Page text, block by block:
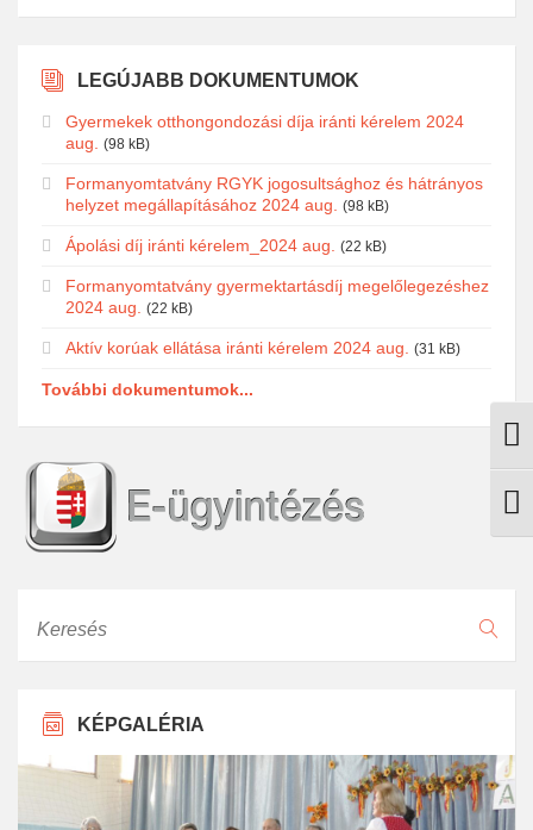
LEGÚJABB DOKUMENTUMOK
Gyermekek otthongondozási díja iránti kérelem 2024
aug.
(98 kB)
Formanyomtatvány RGYK jogosultsághoz és hátrányos
helyzet megállapításához 2024 aug.
(98 kB)
Ápolási díj iránti kérelem_2024 aug. (22 kB)
Formanyomtatvány gyermektartásdíj megelőlegezéshez
2024 aug.
(22 kB)
Aktív korúak ellátása iránti kérelem 2024 aug. (31 kB)
További dokumentumok...
KÉPGALÉRIA